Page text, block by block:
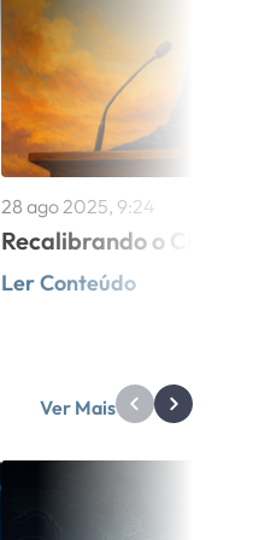
28 ago 2025, 9:24
Recalibrando o Ciclo
Ler Conteúdo
Ver Mais